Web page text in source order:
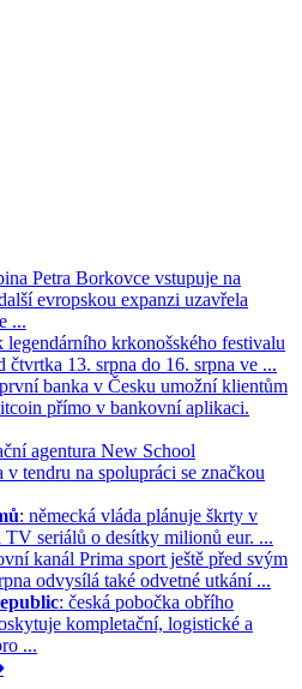
Petra Borkovce vstupuje na
evropskou expanzi uzavřela
...
legendárního krkonošského festivalu
čtvrtka 13. srpna do 16. srpna ve ...
banka v Česku umožní klientům
přímo v bankovní aplikaci.
agentura New School
v tendru na spolupráci se značkou
: německá vláda plánuje škrty v
seriálů o desítky milionů eur. ...
kanál Prima sport ještě před svým
odvysílá také odvetné utkání ...
: česká pobočka obřího
kompletační, logistické a
...